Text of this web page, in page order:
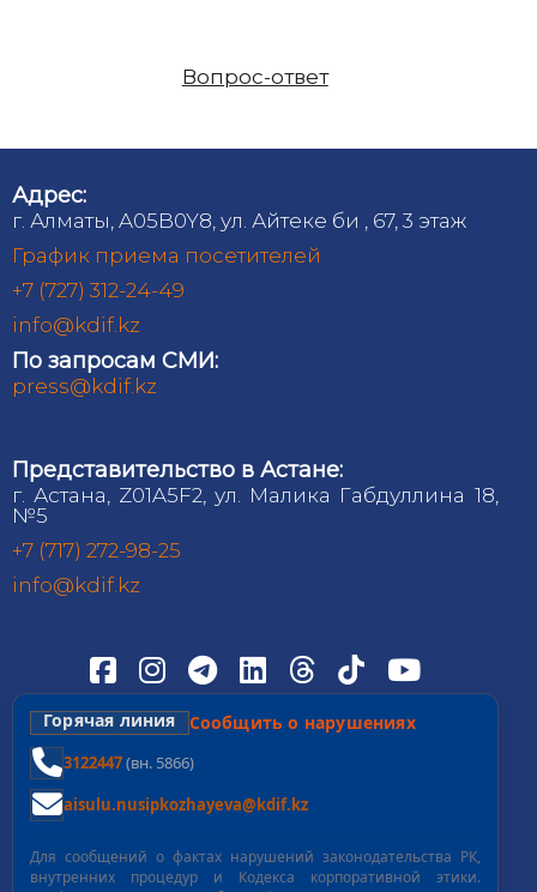
Вопрос-ответ
Адрес:
г. Алматы, A05B0Y8, ул. Айтеке би , 67, 3 этаж
График приема посетителей
+7 (727) 312-24-49
info@kdif.kz
По запросам СМИ:
press@kdif.kz
Представительство в Астане:
г. Астана, Z01A5F2, ул. Малика Габдуллина 18,
№5
+7 (717) 272-98-25
info@kdif.kz
Горячая линия Сообщить о нарушениях
3122447(вн. 5866)
aisulu.nusipkozhayeva@kdif.kz
Для сообщений о фактах нарушений законодательства РК,
внутренних процедур и Кодекса корпоративной этики.